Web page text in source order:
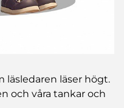
läsledaren läser högt.
och våra tankar och